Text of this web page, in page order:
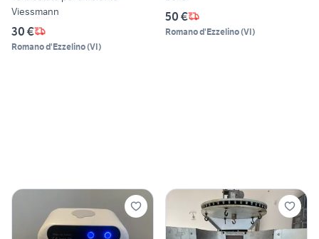
Viessmann
30 €
Romano d'Ezzelino(VI)
50 €
Romano d'Ezzelino(VI)